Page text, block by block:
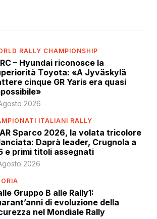
RALLY CHAMPIONSHIP
– Hyundai riconosce la
Toyota: «A Jyväskylä
cinque GR Yaris era quasi
2026
ITALIANI RALLY
Sparco 2026, la volata tricolore
Daprà leader, Crugnola a
e primi titoli assegnati
2026
Gruppo B alle Rally1:
di evoluzione della
nel Mondiale Rally